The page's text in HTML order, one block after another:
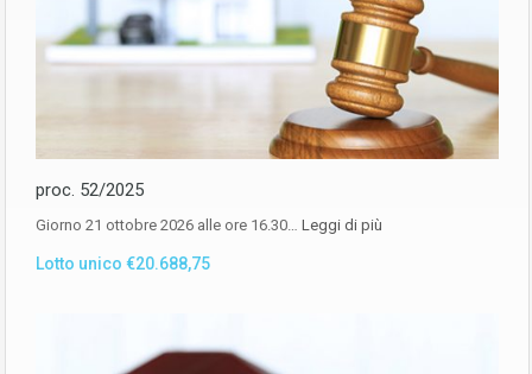
proc. 52/2025
Giorno 21 ottobre 2026 alle ore 16.30… Leggi di più
Lotto unico €20.688,75